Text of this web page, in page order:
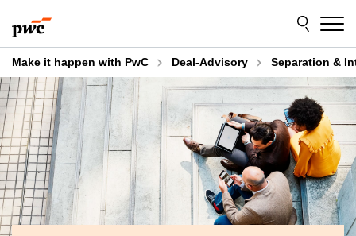
to
content
to
footer
Make it happen with PwC Deal-Advisory Separation &